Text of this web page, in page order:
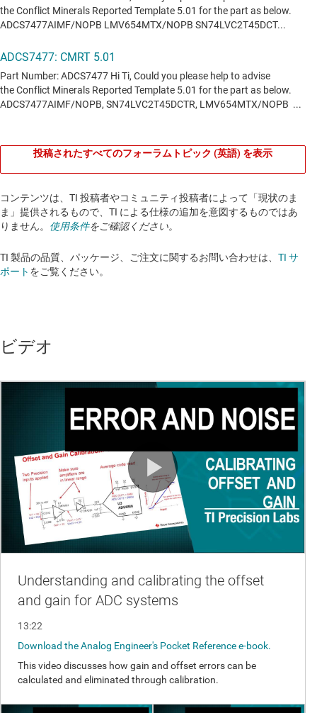
投稿されたすべてのフォーラムトピック (英語) を表示
コンテンツは、TI 投稿者やコミュニティ投稿者によって「現状のま
ま」提供されるもので、TI による仕様の追加を意図するものではあ
りません。 使用条件をご確認ください。
TI 製品の品質、パッケージ、ご注文に関するお問い合わせは、 TI サ
ポート をご覧ください。​​​​​​​​​​​​​​
ビデオ